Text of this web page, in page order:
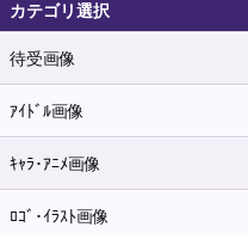
カテゴリ選択
待受画像
ｱｲﾄﾞﾙ画像
ｷｬﾗ･ｱﾆﾒ画像
ﾛｺﾞ･ｲﾗｽﾄ画像